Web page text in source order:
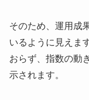
そのため、運用成
いるように見えま
おらず、指数の動
示されます。